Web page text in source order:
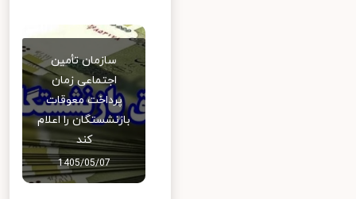
سازمان تأمین
اجتماعی زمان
پرداخت معوقات
بازنشستگان را اعلام
کند
1405/05/07